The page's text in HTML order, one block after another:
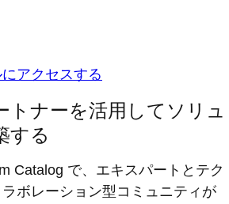
アクセスする
トナーを活用してソリュ
する
Catalog で、エキスパートとテク
ボレーション型コミ​ュニティが